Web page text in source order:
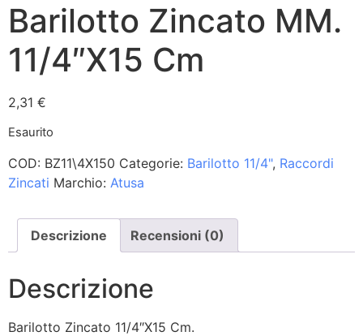
Barilotto Zincato MM.
11/4″X15 Cm
2,31 €
Esaurito
COD: BZ11\4X150 Categorie: Barilotto 11/4", Raccordi
Zincati Marchio: Atusa
Descrizione Recensioni (0)
Descrizione
Barilotto Zincato 11/4″X15 Cm.